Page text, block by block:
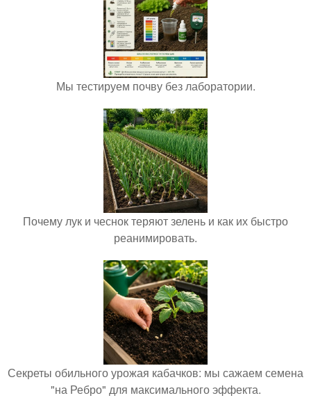
Мы тестируем почву без лаборатории.
Почему лук и чеснок теряют зелень и как их быстро
реанимировать.
Секреты обильного урожая кабачков: мы сажаем семена
"на Ребро" для максимального эффекта.